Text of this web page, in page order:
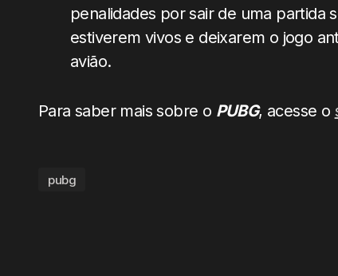
penalidades por sair de uma partida
estiverem vivos e deixarem o jogo
avião.
Para saber mais sobre o PUBG, acesse o
pubg